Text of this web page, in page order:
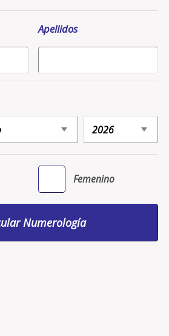
Apellidos
Femenino